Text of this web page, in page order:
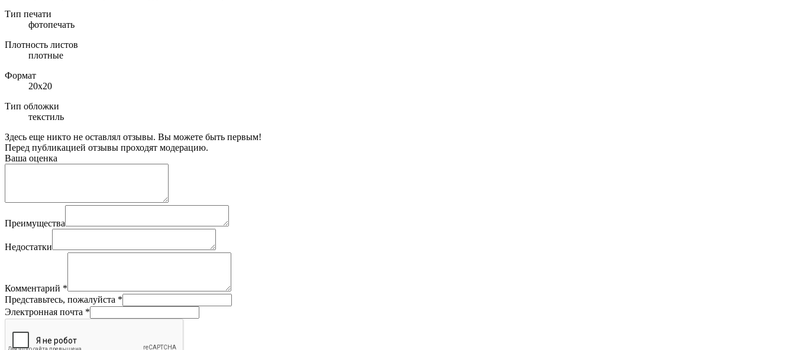
Тип печати
фотопечать
Плотность листов
плотные
Формат
20х20
Тип обложки
текстиль
Здесь еще никто не оставлял отзывы. Вы можете быть первым!
Перед публикацией отзывы проходят модерацию.
Ваша оценка
Преимущества
Недостатки
Комментарий *
Представьтесь, пожалуйста *
Электронная почта *